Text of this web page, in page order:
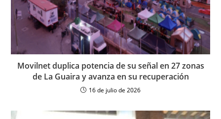
Movilnet duplica potencia de su señal en 27 zonas
de La Guaira y avanza en su recuperación
16 de julio de 2026